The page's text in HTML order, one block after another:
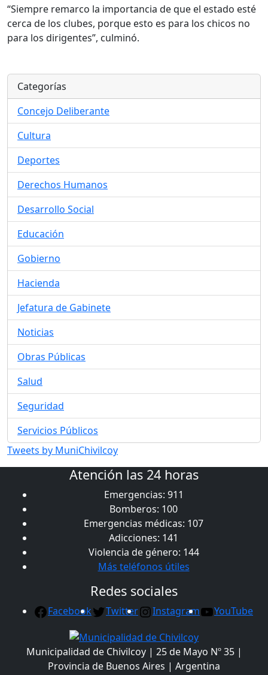
“Siempre remarco la importancia de que el estado esté
cerca de los clubes, porque esto es para los chicos no
para los dirigentes”, culminó.
Categorías
Concejo Deliberante
Cultura
Deportes
Derechos Humanos
Desarrollo Social
Educación
Gobierno
Hacienda
Jefatura de Gabinete
Noticias
Obras Públicas
Salud
Seguridad
Servicios Públicos
Tweets by MuniChivilcoy
Atención las 24 horas
Emergencias: 911
Bomberos: 100
Emergencias médicas: 107
Adicciones: 141
Violencia de género: 144
Más teléfonos útiles
Redes sociales
Facebook Twitter Instagram YouTube
Municipalidad de Chivilcoy | 25 de Mayo Nº 35 |
Provincia de Buenos Aires | Argentina